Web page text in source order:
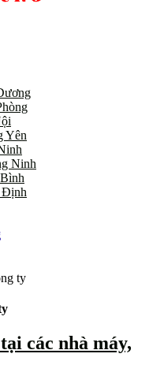
Yên
Ninh
Định
ty
các nhà máy,